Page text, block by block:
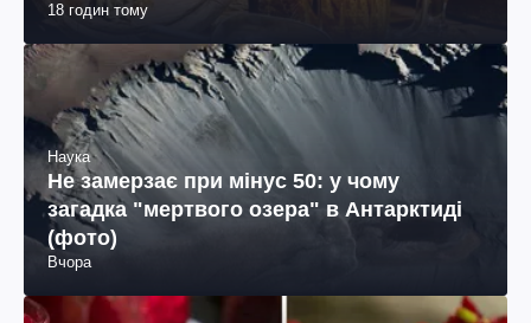
18 годин тому
Наука
Не замерзає при мінус 50: у чому
загадка "мертвого озера" в Антарктиді
(фото)
Вчора